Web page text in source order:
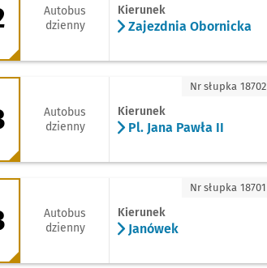
Autobus
dzienny
Kierunek
Zajezdnia Obornicka
Pl. Jana Pawła II
Autobus
dzienny
Kierunek
Pl. Jana Pawła II
Nr słupka 18702
Janówek
Autobus
dzienny
Kierunek
Janówek
Nr słupka 18701